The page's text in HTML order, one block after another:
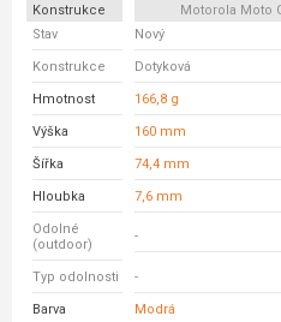
Konstrukce Motorola Moto
Stav
Nový
Konstrukce Dotyková
Hmotnost 166,8 g
Výška 160 mm
Šířka 74,4 mm
Hloubka 7,6 mm
Odolné
(outdoor)
-
Typ odolnosti -
Barva Modrá